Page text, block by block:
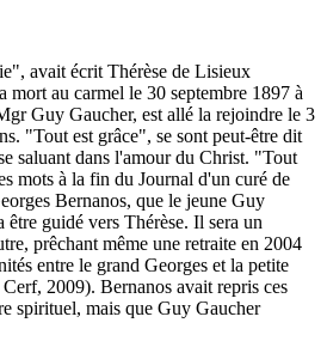
avait écrit Thérèse de Lisieux
mort au carmel le 30 septembre 1897 à
Guy Gaucher, est allé la rejoindre le 3
"Tout est grâce", se sont peut-être dit
saluant dans l'amour du Christ. "Tout
mots à la fin du Journal d'un curé de
Bernanos, que le jeune Guy
être guidé vers Thérèse. Il sera un
prêchant même une retraite en 2004
entre le grand Georges et la petite
2009). Bernanos avait repris ces
spirituel, mais que Guy Gaucher